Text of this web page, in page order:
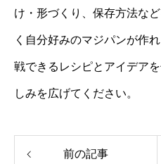
け・形づくり、保存方法な
く自分好みのマジパンが作
戦できるレシピとアイデア
しみを広げてください。
前の記事